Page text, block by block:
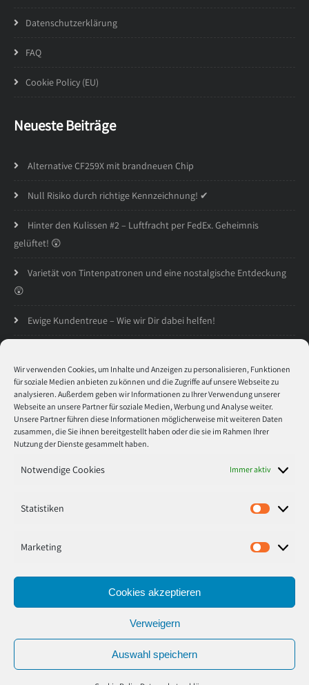
Wir verwenden Cookies, um Inhalte und Anzeigen zu personalisieren, Funktionen
für soziale Medien anbieten zu können und die Zugriffe auf unsere Webseite zu
analysieren. Außerdem geben wir Informationen zu Ihrer Verwendung unserer
Webseite an unsere Partner für soziale Medien, Werbung und Analyse weiter.
Unsere Partner führen diese Informationen möglicherweise mit weiteren Daten
zusammen, die Sie ihnen bereitgestellt haben oder die sie im Rahmen Ihrer
Nutzung der Dienste gesammelt haben.
Notwendige Cookies Immer aktiv
Statistiken
Marketing
Cookies akzeptieren
Verweigern
Auswahl speichern
Datenschutzerklärung
FAQ
Cookie Policy (EU)
Neueste Beiträge
Alternative CF259X mit brandneuen Chip
Null Risiko durch richtige Kennzeichnung! ✔
Hinter den Kulissen #2 – Luftfracht per FedEx. Geheimnis
gelüftet! 😲
Varietät von Tintenpatronen und eine nostalgische Entdeckung
😲
Ewige Kundentreue – Wie wir Dir dabei helfen!
Öffnungszeiten
Montag 8:30 - 17:00
Dienstag8:30 - 17:00
Mitwoch 8:30 - 17:00
© 2020 tinte toner medien Marcus Stoffers. Alle Rechte
vorbehalten.
Shop Über uns Team Karriere FAQ Kontakt